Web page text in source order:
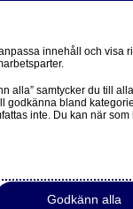
innehåll och visa
alla” samtycker du till
godkänna bland
inte. Du kan när som
Godkänn alla